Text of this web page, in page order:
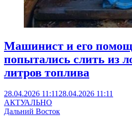
Машинист и его
попытались слить из
литров топлива
28.04.2026 11:11 28.04.2026 11:11
АКТУАЛЬНО
Дальний Восток